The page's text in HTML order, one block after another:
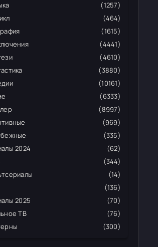
(1257)
(464)
(1615)
(4441)
(4610)
(3880)
(10161)
(6333)
(8997)
(969)
(335)
2024
(62)
(344)
(14)
(136)
2025
(70)
ТВ
(76)
(300)